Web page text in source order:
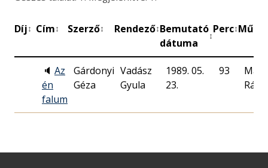
Díj↕ Cím↕ Szerző↕ Rendező↕Bemutató
dátuma
↕
Perc↕
🔈 Az
én
falum
Gárdonyi
Géza
Vadász
Gyula
1989. 05.
23.
93